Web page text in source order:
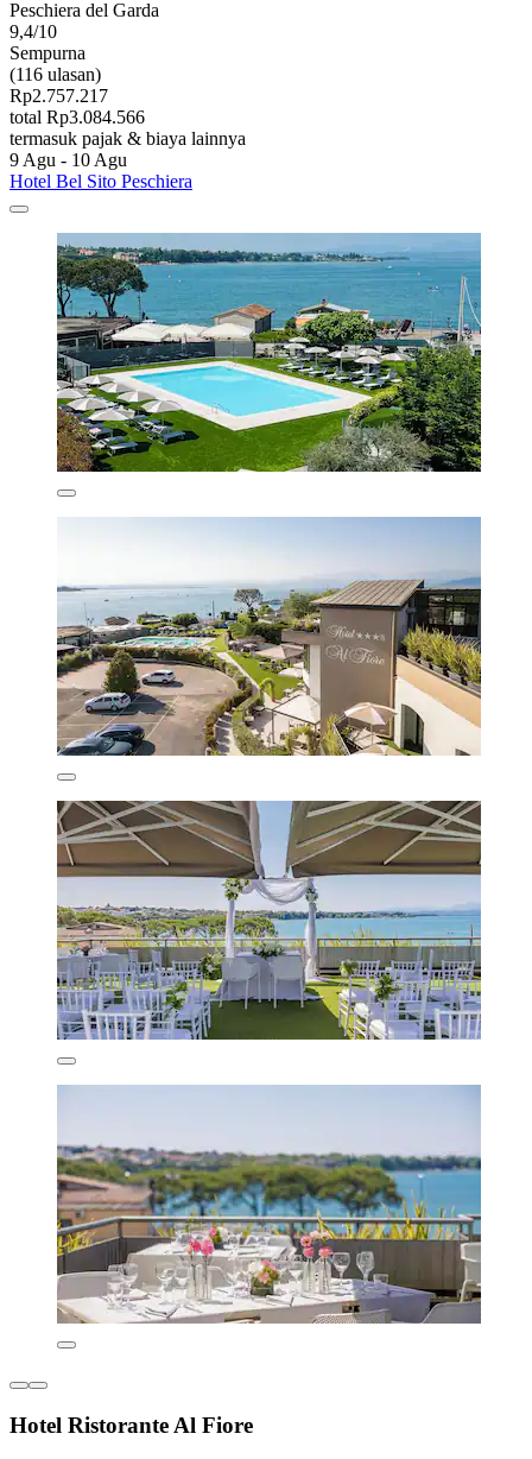
Peschiera del Garda
9,4/10
Sempurna
(116 ulasan)
Rp2.757.217
total Rp3.084.566
termasuk pajak & biaya lainnya
9 Agu - 10 Agu
Hotel Bel Sito Peschiera
Hotel Ristorante Al Fiore